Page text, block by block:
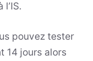
pouvez tester
14 jours alors